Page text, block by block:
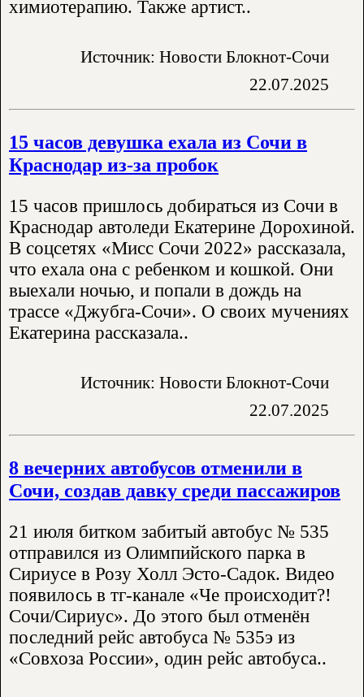
химиотерапию. Также артист..
Источник: Новости Блокнот-Сочи
22.07.2025
15 часов девушка ехала из Сочи в
Краснодар из-за пробок
15 часов пришлось добираться из Сочи в
Краснодар автоледи Екатерине Дорохиной.
В соцсетях «Мисс Сочи 2022» рассказала,
что ехала она с ребенком и кошкой. Они
выехали ночью, и попали в дождь на
трассе «Джубга-Сочи». О своих мучениях
Екатерина рассказала..
Источник: Новости Блокнот-Сочи
22.07.2025
8 вечерних автобусов отменили в
Сочи, создав давку среди пассажиров
21 июля битком забитый автобус № 535
отправился из Олимпийского парка в
Сириусе в Розу Холл Эсто-Садок. Видео
появилось в тг-канале «Че происходит?!
Сочи/Сириус». До этого был отменён
последний рейс автобуса № 535э из
«Совхоза России», один рейс автобуса..